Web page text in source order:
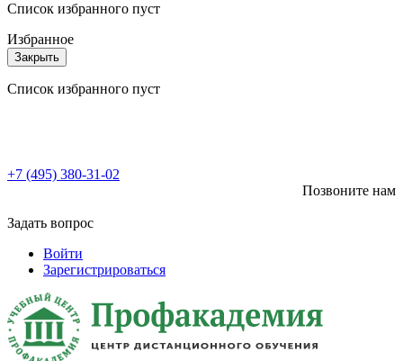
Список избранного пуст
Избранное
Закрыть
Список избранного пуст
+7 (495) 380-31-02
Позвоните нам
Задать вопрос
Войти
Зарегистрироваться